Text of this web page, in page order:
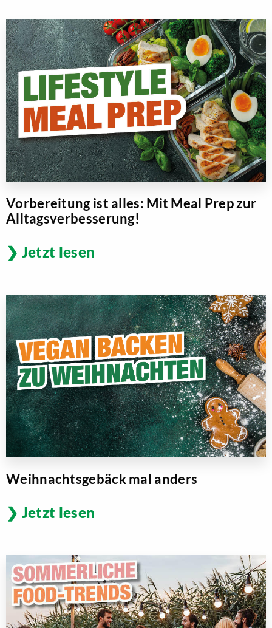
Vorbereitung ist alles: Mit Meal Prep zur
Alltagsverbesserung!
Jetzt lesen
Weihnachtsgebäck mal anders
Jetzt lesen